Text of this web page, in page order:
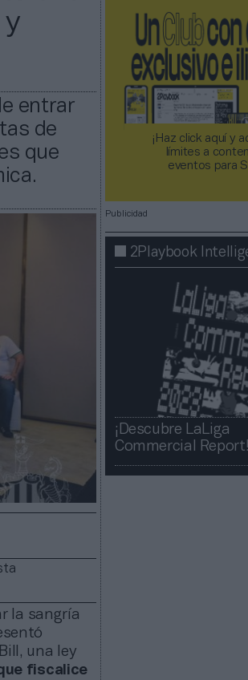
y
entrar
de
que
la sangría
una ley
fiscalice
¡Haz click aquí y
límites a
eventos para
Publicidad
2Playbook
¡Descubre LaLiga
Commercial Report!​​